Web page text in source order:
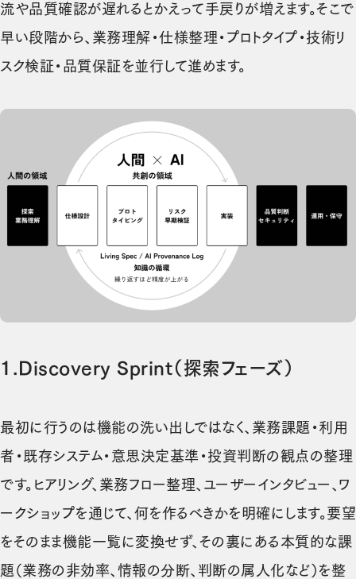
流や品質確認が遅れるとかえって手戻りが増えます。そこで
早い段階から、業務理解・仕様整理・プロトタイプ・技術リ
スク検証・品質保証を並行して進めます。
1. Discovery Sprint（探索フェーズ）
最初に行うのは機能の洗い出しではなく、業務課題・利用
者・既存システム・意思決定基準・投資判断の観点の整理
です。ヒアリング、業務フロー整理、ユーザーインタビュー、ワ
ークショップを通じて、何を作るべきかを明確にします。要望
をそのまま機能一覧に変換せず、その裏にある本質的な課
題（業務の非効率、情報の分断、判断の属人化など）を整